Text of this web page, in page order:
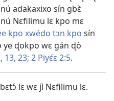
adakaxixo sín gbɛ̀
Nɛfilimu lɛ kpo mɛ
kpo xwédo tɔn kpo sín
ye ɖokpo wɛ gán ɖò
13, 23; 2 Piyɛ́ɛ 2:5.
lɛ wɛ jì Nɛfilimu lɛ.